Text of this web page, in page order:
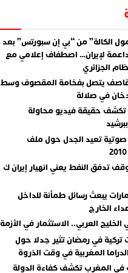
الكالة” من “بي إن سبورتس” بعد
لإيران… اصطفاف إعلامي مع
الجزائري
يتصل بفخامة المقصوف وسط
في صلالة
تكشف حقيقة فيديو محاولة
صوتية تعيد الجدل حول ملف
تدفق النفط يعني انهيار إيران ك
يبعث رسائل طمأنة للداخل
الخارج
الخليج العربي.. الاستثمار في الأزمة
في رمضان تثير جدلا حول
المغربية في وقت الذروة
في المغرب تكشف كفاءة الدولة